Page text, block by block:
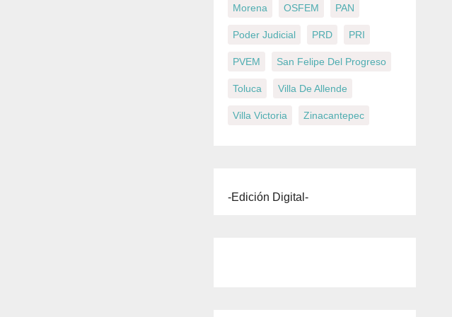
Morena OSFEM PAN
Poder Judicial PRD PRI
PVEM San Felipe Del Progreso
Toluca Villa De Allende
Villa Victoria Zinacantepec
-Edición Digital-